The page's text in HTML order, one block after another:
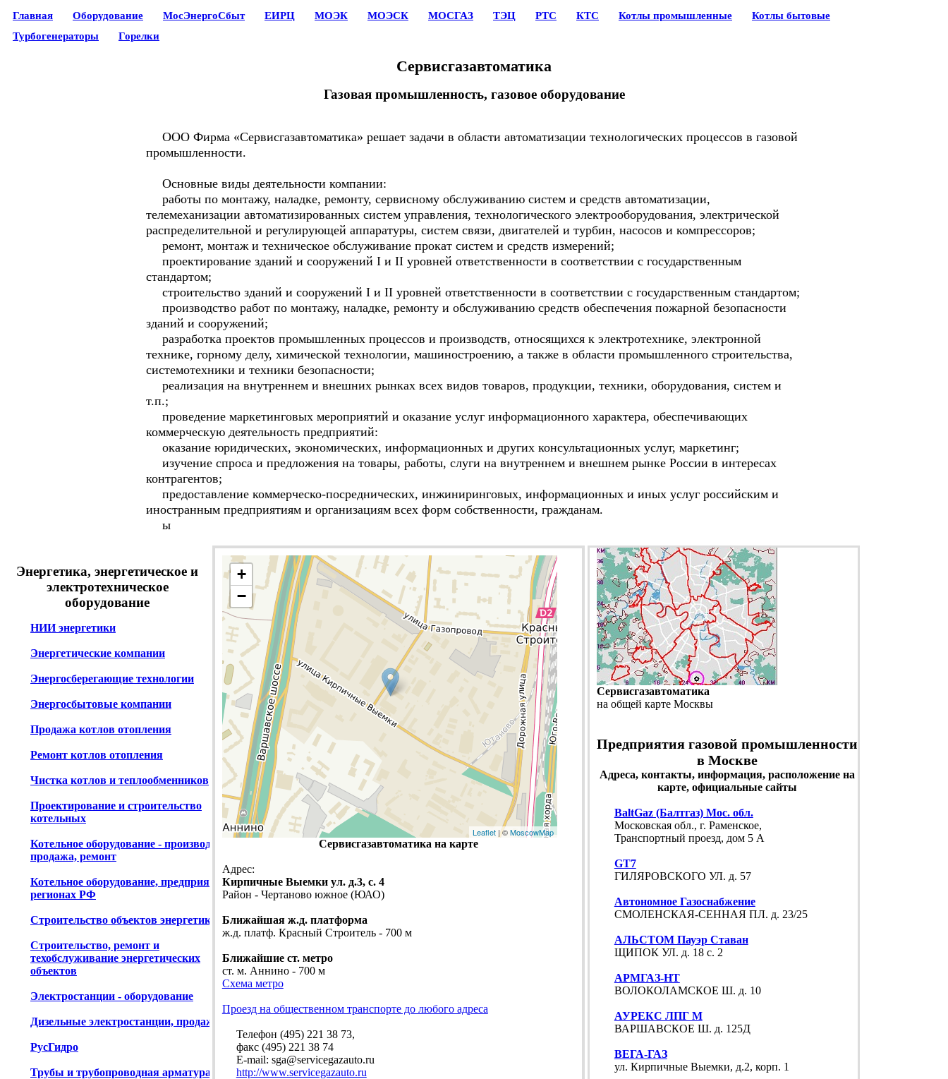
Главная Оборудование МосЭнергоСбыт ЕИРЦ МОЭК МОЭСК МОСГАЗ ТЭЦ РТС КТС Котлы промышленные
Котлы бытовые
Турбогенераторы
Горелки
Сервисгазавтоматика
Газовая промышленность, газовое оборудование
ООО Фирма «Сервисгазавтоматика» решает задачи в области автоматизации технологических процессов в газовой
промышленности.
Основные виды деятельности компании:
работы по монтажу, наладке, ремонту, сервисному обслуживанию систем и средств автоматизации,
телемеханизации автоматизированных систем управления, технологического электрооборудования, электрической
распределительной и регулирующей аппаратуры, систем связи, двигателей и турбин, насосов и компрессоров;
ремонт, монтаж и техническое обслуживание прокат систем и средств измерений;
проектирование зданий и сооружений I и II уровней ответственности в соответствии с государственным
стандартом;
строительство зданий и сооружений I и II уровней ответственности в соответствии с государственным стандартом;
производство работ по монтажу, наладке, ремонту и обслуживанию средств обеспечения пожарной безопасности
зданий и сооружений;
разработка проектов промышленных процессов и производств, относящихся к электротехнике, электронной
технике, горному делу, химической технологии, машиностроению, а также в области промышленного строительства,
системотехники и техники безопасности;
реализация на внутреннем и внешних рынках всех видов товаров, продукции, техники, оборудования, систем и
т.п.;
проведение маркетинговых мероприятий и оказание услуг информационного характера, обеспечивающих
коммерческую деятельность предприятий:
оказание юридических, экономических, информационных и других консультационных услуг, маркетинг;
изучение спроса и предложения на товары, работы, слуги на внутреннем и внешнем рынке России в интересах
контрагентов;
предоставление коммерческо-посреднических, инжиниринговых, информационных и иных услуг российским и
иностранным предприятиям и организациям всех форм собственности, гражданам.
ы
Энергетика, энергетическое и
электротехническое
оборудование
НИИ энергетики
Энергетические компании
Энергосберегающие технологии
Энергосбытовые компании
Продажа котлов отопления
Ремонт котлов отопления
Чистка котлов и теплообменников
Проектирование и строительство
котельных
Котельное оборудование - производство,
продажа, ремонт
Котельное оборудование, предприятия в
регионах РФ
Строительство объектов энергетики
Строительство, ремонт и
техобслуживание энергетических
объектов
Электростанции - оборудование
Дизельные электростанции, продажа
РусГидро
Трубы и трубопроводная арматура
+
−
Leaflet| ©MoscowMap
Сервисгазавтоматика на карте
Адрес:
Кирпичные Выемки ул. д.3, с. 4
Район - Чертаново южное (ЮАО)
Ближайшая ж.д. платформа
ж.д. платф. Красный Строитель - 700 м
Ближайшие ст. метро
ст. м. Аннино - 700 м
Схема метро
Проезд на общественном транспорте до любого адреса
Телефон (495) 221 38 73,
факс (495) 221 38 74
E-mail: sga@servicegazauto.ru
http://www.servicegazauto.ru
Сервисгазавтоматика
на общей карте Москвы
Предприятия газовой промышленности
в Москве
Адреса, контакты, информация, расположение на
карте, официальные сайты
BaltGaz (Балтгаз) Мос. обл.
Московская обл., г. Раменское,
Транспортный проезд, дом 5 А
GT7
ГИЛЯРОВСКОГО УЛ. д. 57
Автономное Газоснабжение
СМОЛЕНСКАЯ-СЕННАЯ ПЛ. д. 23/25
АЛЬСТОМ Пауэр Ставан
ЩИПОК УЛ. д. 18 с. 2
АРМГАЗ-НТ
ВОЛОКОЛАМСКОЕ Ш. д. 10
АУРЕКС ЛПГ М
ВАРШАВСКОЕ Ш. д. 125Д
ВЕГА-ГАЗ
ул. Кирпичные Выемки, д.2, корп. 1